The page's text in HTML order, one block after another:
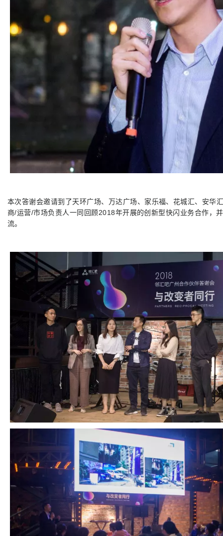
本次答谢会邀请到了天环广场、万达广场、家乐福、花城汇、安华
商/运营/市场负责人一同回顾2018年开展的创新型快闪业务合作，
流。